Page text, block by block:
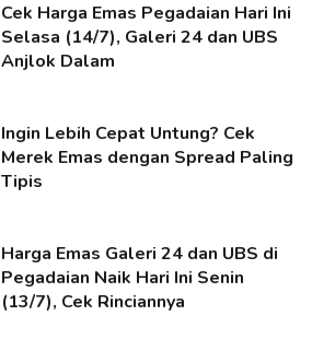
Cek Harga Emas Pegadaian Hari Ini
Selasa (14/7), Galeri 24 dan UBS
Anjlok Dalam
Ingin Lebih Cepat Untung? Cek
Merek Emas dengan Spread Paling
Tipis
Harga Emas Galeri 24 dan UBS di
Pegadaian Naik Hari Ini Senin
(13/7), Cek Rinciannya